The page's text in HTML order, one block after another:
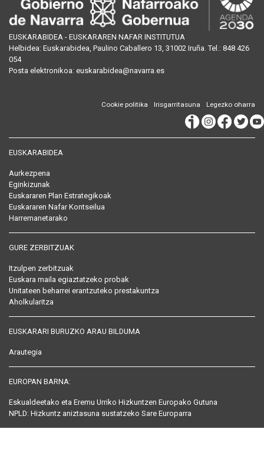
EUSKARABIDEA - EUSKARAREN NAFAR INSTITUTUA
Helbidea: Euskarabidea, Paulino Caballero 13, 31002 Iruña. Tel.: 848 426
054
Posta elektronikoa: euskarabidea@navarra.es
Legezko oharra
Irisgarritasuna
Cookie politika
EUSKARABIDEA
Aurkezpena
Eginkizunak
Euskararen Plan Estrategikoak
Euskararen Nafar Kontseilua
Harremanetarako
GURE ZERBITZUAK
Itzulpen zerbitzuak
Euskara maila egiaztatzeko probak
Unitateen beharrei erantzuteko prestakuntza
Aholkularitza
EUSKARARI BURUZKO ARAU BILDUMA
Arautegia
EUROPAN BARNA:
Eskualdeetako eta Eremu Urriko Hizkuntzen Europako Gutuna
NPLD: Hizkuntz aniztasuna sustatzeko Sare Europarra